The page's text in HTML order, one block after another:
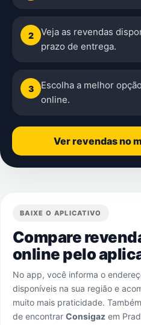
2
Veja as revendas
prazo de entrega.
3
Escolha a melhor
online.
Ver revendas no
BAIXE O APLICATIVO
Compare
online pelo
No app, você informa o
disponíveis na sua região e
muito mais praticidade.
de encontrar Consigaz em